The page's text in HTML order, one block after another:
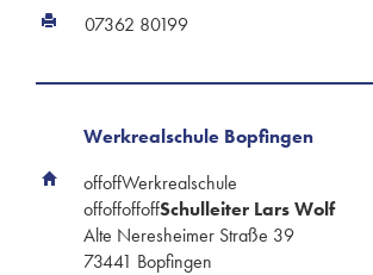
07362 80199
Werkrealschule Bopfingen
offoffWerkrealschule
offoffoffoffSchulleiter Lars Wolf
Alte Neresheimer Straße 39
73441 Bopfingen